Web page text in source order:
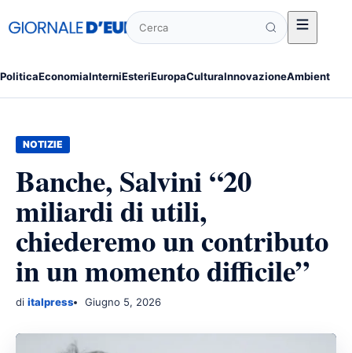
PoliticaEconomiaInterniEsteriEuropaCulturaInnovazioneAmbiente
Cerca
NOTIZIE
Banche, Salvini “20
miliardi di utili,
chiederemo un contributo
in un momento difficile”
di italpress Giugno 5, 2026